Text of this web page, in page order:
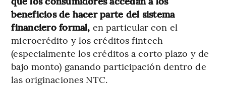
beneficios de hacer parte del sistema
financiero formal, en particular con el
microcrédito y los créditos fintech
(especialmente los créditos a corto plazo y de
bajo monto) ganando participación dentro de
las originaciones NTC.